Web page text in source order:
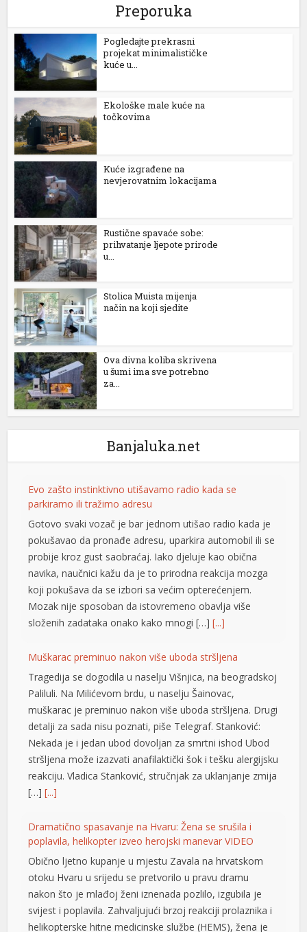
Preporuka
Pogledajte prekrasni
projekat minimalističke
kuće u...
Ekološke male kuće na
točkovima
Kuće izgrađene na
nevjerovatnim lokacijama
Rustične spavaće sobe:
prihvatanje ljepote prirode
u...
Stolica Muista mijenja
način na koji sjedite
Ova divna koliba skrivena
u šumi ima sve potrebno
za...
Banjaluka.net
Evo zašto instinktivno utišavamo radio kada se
parkiramo ili tražimo adresu
Gotovo svaki vozač je bar jednom utišao radio kada je
pokušavao da pronađe adresu, uparkira automobil ili se
probije kroz gust saobraćaj. Iako djeluje kao obična
navika, naučnici kažu da je to prirodna reakcija mozga
koji pokušava da se izbori sa većim opterećenjem.
Mozak nije sposoban da istovremeno obavlja više
složenih zadataka onako kako mnogi […][...]
Muškarac preminuo nakon više uboda stršljena
Tragedija se dogodila u naselju Višnjica, na beogradskoj
Paliluli. Na Milićevom brdu, u naselju Šainovac,
muškarac je preminuo nakon više uboda stršljena. Drugi
detalji za sada nisu poznati, piše Telegraf. Stanković:
Nekada je i jedan ubod dovoljan za smrtni ishod Ubod
stršljena može izazvati anafilaktički šok i tešku alergijsku
reakciju. Vladica Stanković, stručnjak za uklanjanje zmija
[…][...]
Dramatično spasavanje na Hvaru: Žena se srušila i
poplavila, helikopter izveo herojski manevar VIDEO
Obično ljetno kupanje u mjestu Zavala na hrvatskom
otoku Hvaru u srijedu se pretvorilo u pravu dramu
nakon što je mlađoj ženi iznenada pozlilo, izgubila je
svijest i poplavila. Zahvaljujući brzoj reakciji prolaznika i
helikopterske hitne medicinske službe (HEMS), žena je